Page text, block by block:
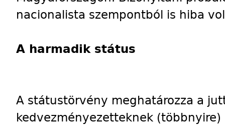
nacionalista szempontból is hiba
A harmadik státus
A státustörvény meghatározza a
kedvezményezetteknek (többnyire)